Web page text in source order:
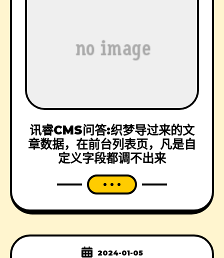
讯睿CMS问答:织梦导过来的文
章数据，在前台列表页，凡是自
定义字段都调不出来
2024-01-05